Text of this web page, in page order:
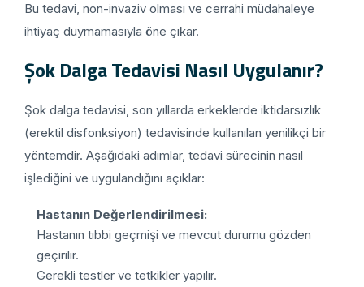
Bu tedavi, non-invaziv olması ve cerrahi müdahaleye
ihtiyaç duymamasıyla öne çıkar.
Şok Dalga Tedavisi Nasıl Uygulanır?
Şok dalga tedavisi, son yıllarda erkeklerde iktidarsızlık
(erektil disfonksiyon) tedavisinde kullanılan yenilikçi bir
yöntemdir. Aşağıdaki adımlar, tedavi sürecinin nasıl
işlediğini ve uygulandığını açıklar:
Hastanın Değerlendirilmesi:
Hastanın tıbbi geçmişi ve mevcut durumu gözden
geçirilir.
Gerekli testler ve tetkikler yapılır.